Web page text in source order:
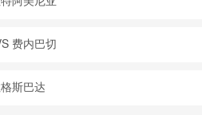
费内巴切
斯巴达